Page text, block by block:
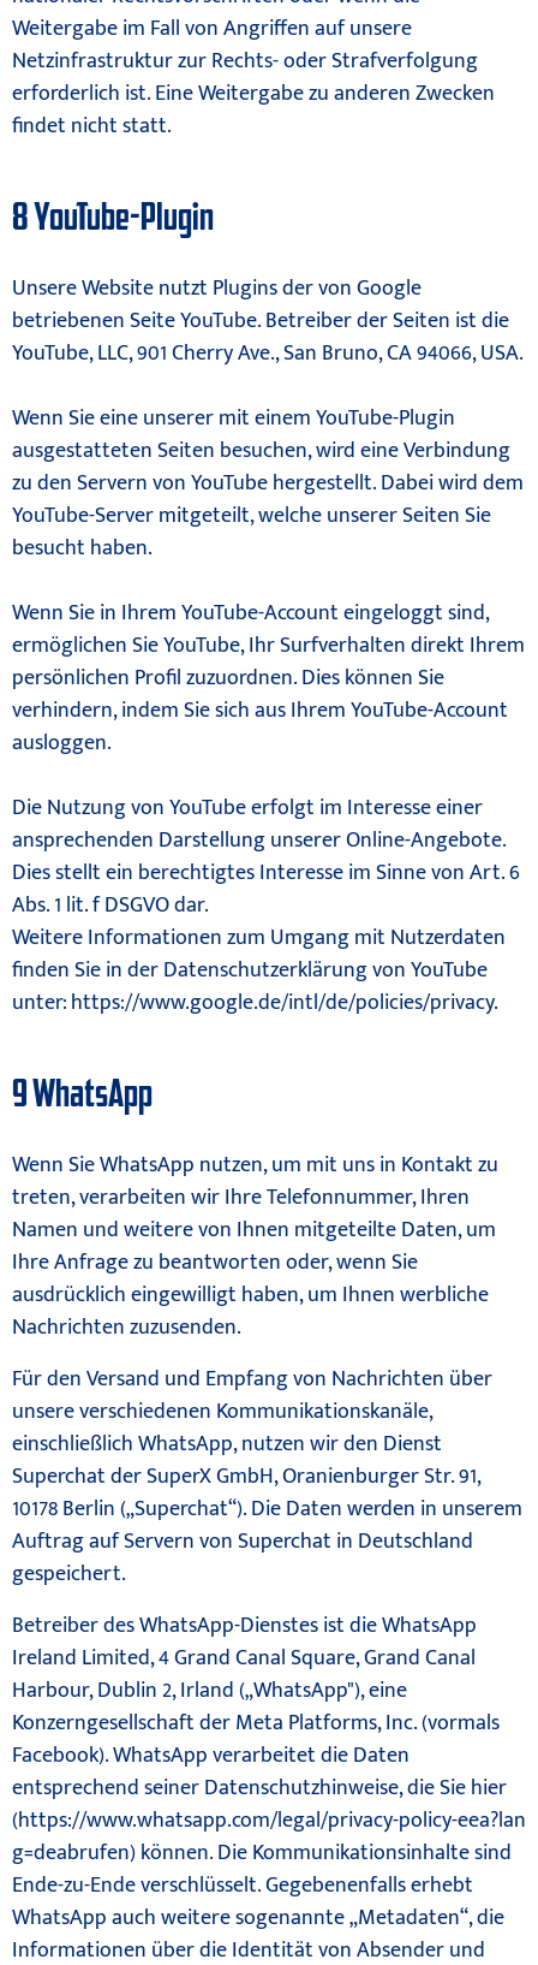
Weitergabe im Fall von Angriffen auf unsere
Netzinfrastruktur zur Rechts- oder Strafverfolgung
erforderlich ist. Eine Weitergabe zu anderen Zwecken
findet nicht statt.
8 YouTube-Plugin
Unsere Website nutzt Plugins der von Google
betriebenen Seite YouTube. Betreiber der Seiten ist die
YouTube, LLC, 901 Cherry Ave., San Bruno, CA 94066, USA.
Wenn Sie eine unserer mit einem YouTube-Plugin
ausgestatteten Seiten besuchen, wird eine Verbindung
zu den Servern von YouTube hergestellt. Dabei wird dem
YouTube-Server mitgeteilt, welche unserer Seiten Sie
besucht haben.
Wenn Sie in Ihrem YouTube-Account eingeloggt sind,
ermöglichen Sie YouTube, Ihr Surfverhalten direkt Ihrem
persönlichen Profil zuzuordnen. Dies können Sie
verhindern, indem Sie sich aus Ihrem YouTube-Account
ausloggen.
Die Nutzung von YouTube erfolgt im Interesse einer
ansprechenden Darstellung unserer Online-Angebote.
Dies stellt ein berechtigtes Interesse im Sinne von Art. 6
Abs. 1 lit. f DSGVO dar.
Weitere Informationen zum Umgang mit Nutzerdaten
finden Sie in der Datenschutzerklärung von YouTube
unter:https://www.google.de/intl/de/policies/privacy.
9 WhatsApp
Wenn Sie WhatsApp nutzen, um mit uns in Kontakt zu
treten, verarbeiten wir Ihre Telefonnummer, Ihren
Namen und weitere von Ihnen mitgeteilte Daten, um
Ihre Anfrage zu beantworten oder, wenn Sie
ausdrücklich eingewilligt haben, um Ihnen werbliche
Nachrichten zuzusenden.
Für den Versand und Empfang von Nachrichten über
unsere verschiedenen Kommunikationskanäle,
einschließlich WhatsApp, nutzen wir den Dienst
Superchat der SuperX GmbH, Oranienburger Str. 91,
10178 Berlin („Superchat“). Die Daten werden in unserem
Auftrag auf Servern von Superchat in Deutschland
gespeichert.
Betreiber des WhatsApp-Dienstes ist die WhatsApp
Ireland Limited, 4 Grand Canal Square, Grand Canal
Harbour, Dublin 2, Irland („WhatsApp"), eine
Konzerngesellschaft der Meta Platforms, Inc. (vormals
Facebook). WhatsApp verarbeitet die Daten
entsprechend seiner Datenschutzhinweise, die Sie hier
(https://www.whatsapp.com/legal/privacy-policy-eea?lan
g=deabrufen) können. Die Kommunikationsinhalte sind
Ende-zu-Ende verschlüsselt. Gegebenenfalls erhebt
WhatsApp auch weitere sogenannte „Metadaten“, die
Informationen über die Identität von Absender und